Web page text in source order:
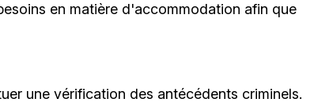
en matière d'accommodation afin que
une vérification des antécédents criminels.